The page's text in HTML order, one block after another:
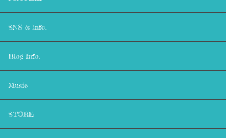
SNS & Info.
Blog Info.
Music
STORE